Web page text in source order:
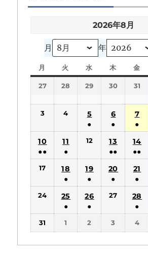
2026年8月
月 年
月
曜
日
火
曜
日
水
曜
日
木
曜
日
金
曜
27 28 29 30 31
3 4
5
●
(1
の
イ
ベ
ン
ト)
6
●
(1
件
の
イ
ベ
ン
7
●
(1
件
の
イ
ベ
ン
ト)
10
●●
(2
の
イ
ン
ト)
11
●
(1
件
の
イ
ベ
ン
ト)
12
13
●●
(2
件
の
イ
ン
ト)
14
●●
(2
件
の
イ
ベ
ン
ト)
17
18
●
(1
件
イ
ン
19
●
(1
件
イ
ン
20
●
(1
イ
ン
21
●
(1
件
イ
ン
24
25
●
26
●
27
28
●
31 1 2 3 4